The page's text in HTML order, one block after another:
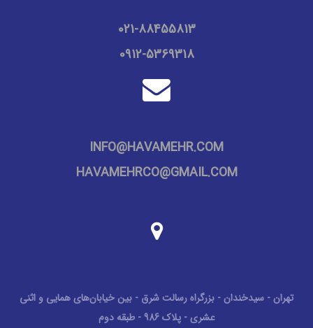
021-88455813
0912-5369318
INFO@HAVAMEHR.COM
HAVAMEHRCO@GMAIL.COM
تهران - سیدخندان - بزرگراه رسالت شرق - بین خیابان‌های همایی و اثنی
عشری - پلاک 986 - طبقه دوم